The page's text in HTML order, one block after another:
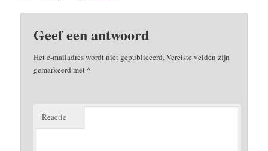
Geef een antwoord
Het e-mailadres wordt niet gepubliceerd.Vereiste velden zijn
gemarkeerd met *
Reactie